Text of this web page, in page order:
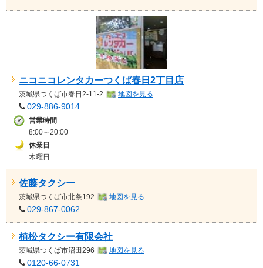
ニコニコレンタカーつくば春日2丁目店
茨城県つくば市春日2-11-2 地図を見る
029-886-9014
営業時間
8:00～20:00
休業日
木曜日
佐藤タクシー
茨城県つくば市北条192 地図を見る
029-867-0062
植松タクシー有限会社
茨城県つくば市沼田296 地図を見る
0120-66-0731